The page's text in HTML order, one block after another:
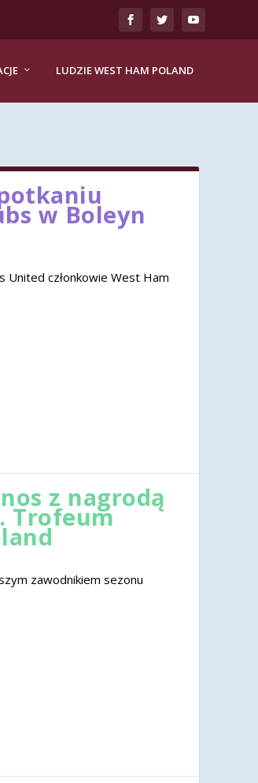
LUDZIE WEST HAM POLAND
w Boleyn
członkowie West Ham
z nagrodą
Trofeum
zawodnikiem sezonu